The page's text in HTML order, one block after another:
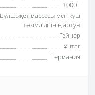
1000 г
Бұлшықет массасы мен күш
төзімділігінің артуы
Гейнер
Ұнтақ
Германия